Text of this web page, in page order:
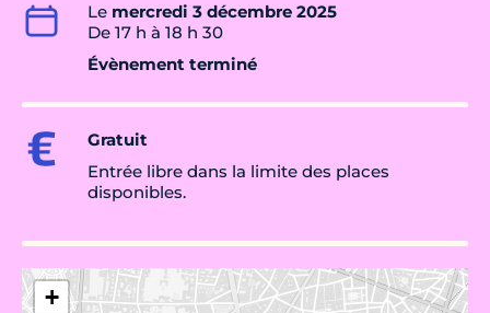
Le mercredi 3 décembre 2025
De 17 h à 18 h 30
Évènement terminé
Gratuit
Entrée libre dans la limite des places
disponibles.
+